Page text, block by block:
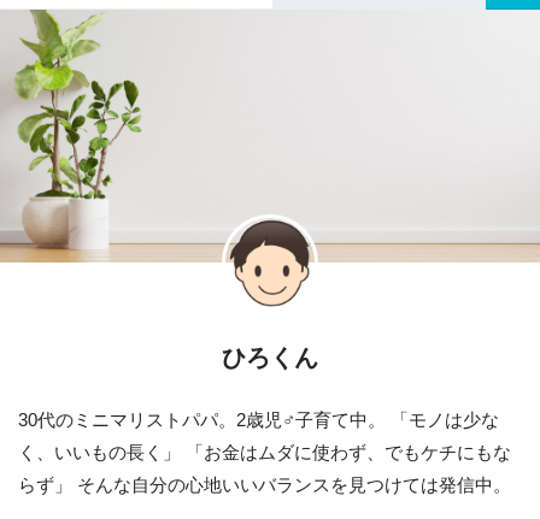
ひろくん
30代のミニマリストパパ。2歳児♂子育て中。 「モノは少な
く、いいもの長く」 「お金はムダに使わず、でもケチにもな
らず」 そんな自分の心地いいバランスを見つけては発信中。